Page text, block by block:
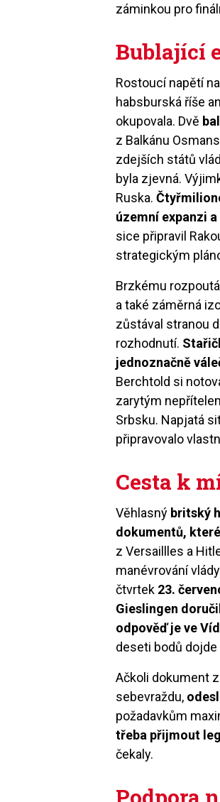
záminkou pro
Bublající
Rostoucí napětí
habsburská říše
okupovala. Dvě
z Balkánu
zdejších států
byla zjevná.
Ruska.
územní expanzi
sice připravil
strategickým
Brzkému
a také záměrná
zůstával stranou
rozhodnutí.
jednoznačně
Berchtold si
zarytým
Srbsku. Napjatá
připravovalo
Cesta k
Věhlasný britský
dokumentů,
z Versaillles a
manévrování
čtvrtek 23.
Gieslingen
odpověď je ve
deseti bodů dojde
Ačkoli dokument
sebevraždu,
požadavkům
třeba přijmout
čekaly.